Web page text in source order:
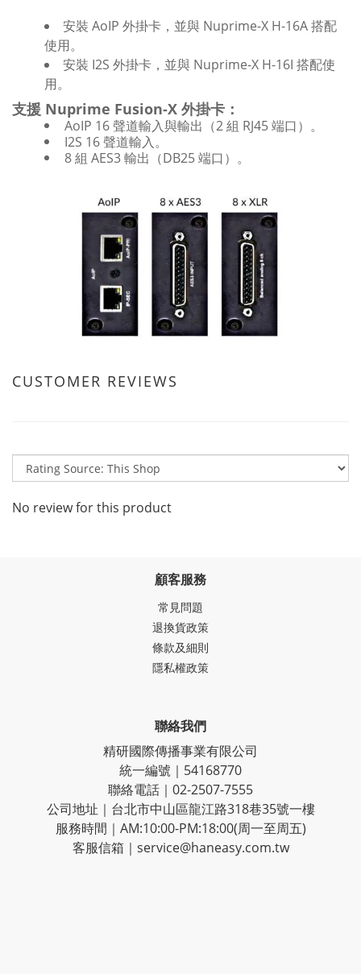
安裝 AoIP 外掛卡，並與 Nuprime-X H-16A搭配
使用。
安裝 I2S 外掛卡，並與 Nuprime-X H-16I 搭配使
用。
支援 Nuprime Fusion-X 外掛卡：
AoIP 16 聲道輸入與輸出（2 組 RJ45 端口）。
I2S 16 聲道輸入。
8 組 AES3 輸出 （DB25 端口）。
CUSTOMER REVIEWS
No review for this product
顧客服務
常見問題
退換貨政策
條款及細則
隱私權政策
聯絡我們
精研國際傳播事業有限公司
統一編號｜54168770
聯絡電話｜02-2507-7555
公司地址｜台北市中山區龍江路318巷35號一樓
服務時間｜AM:10:00-PM:18:00(周一至周五)
客服信箱｜service@haneasy.com.tw